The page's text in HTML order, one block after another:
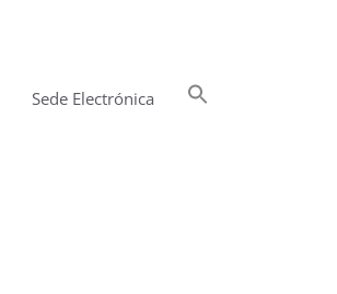
Sede Electrónica